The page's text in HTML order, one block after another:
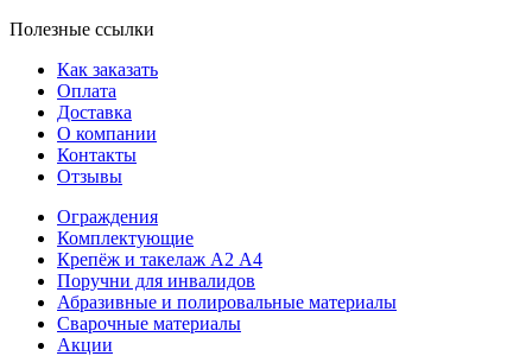
Полезные ссылки
Как заказать
Оплата
Доставка
О компании
Контакты
Отзывы
Ограждения
Комплектующие
Крепёж и такелаж А2 А4
Поручни для инвалидов
Абразивные и полировальные материалы
Сварочные материалы
Акции